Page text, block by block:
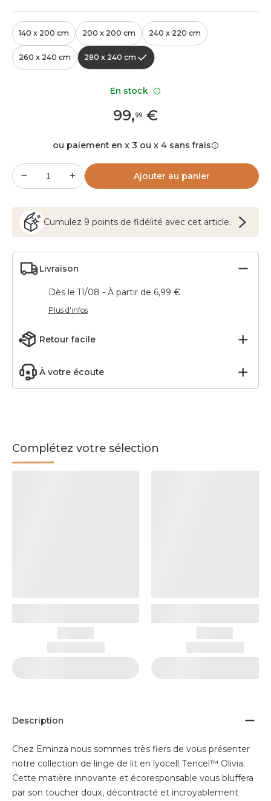
140 x 200 cm 200 x 200 cm 240 x 220 cm
260 x 240 cm 280 x 240 cm
99,99 €
ou paiement en x 3 ou x 4 sans frais
Ajouter au panier
Cumulez 9 points de fidélité avec cet article.
Livraison
Dès le 11/08 - À partir de 6,99 €
Plus d'infos
Retour facile
À votre écoute
Complétez votre sélection
Description
Chez Eminza nous sommes très fiers de vous présenter
notre collection de linge de lit en lyocell Tencel™ Olivia.
Cette matière innovante et écoresponsable vous bluffera
par son toucher doux, décontracté et incroyablement